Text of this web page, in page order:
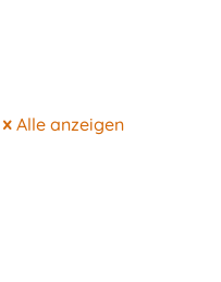
Alle anzeigen